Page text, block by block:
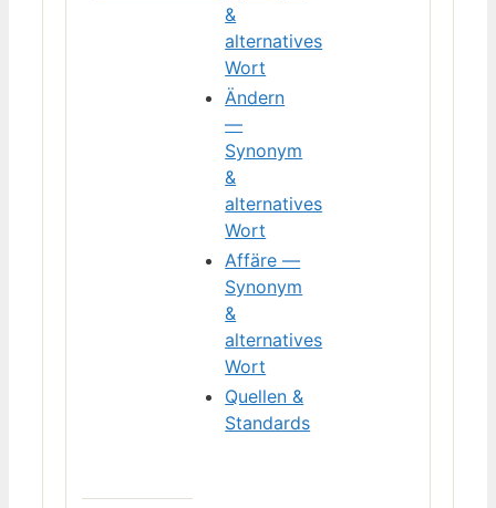
&
alternatives
Wort
Ändern
—
Synonym
&
alternatives
Wort
Affäre —
Synonym
&
alternatives
Wort
Quellen &
Standards